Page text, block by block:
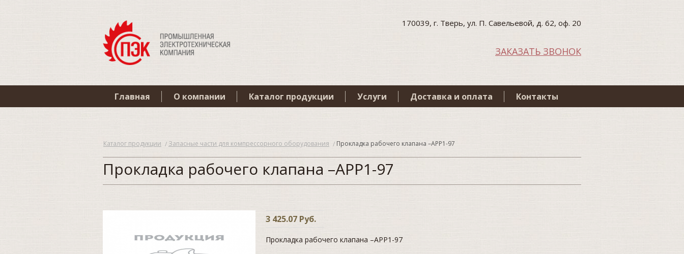
170039, г. Тверь, ул. П. Савельевой, д. 62, оф. 20
ЗАКАЗАТЬ ЗВОНОК
Главная О компании Каталог продукции Услуги Доставка и оплата Контакты
Каталог продукции Запасные части для компрессорного оборудования Прокладка рабочего клапана –APP1-97
Прокладка рабочего клапана –APP1-97
3 425.07 Руб.
Прокладка рабочего клапана –APP1-97